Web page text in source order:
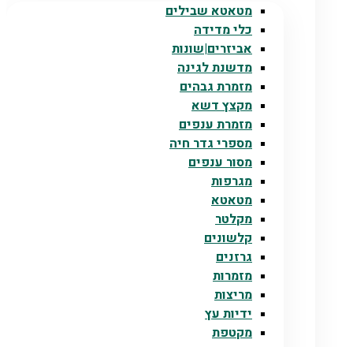
מטאטא שבילים
כלי מדידה
אביזרים|שונות
מדשנת לגינה
מזמרת גבהים
מקצץ דשא
מזמרת ענפים
מספרי גדר חיה
מסור ענפים
מגרפות
מטאטא
מקלטר
קלשונים
גרזנים
מזמרות
מריצות
ידיות עץ
מקטפת